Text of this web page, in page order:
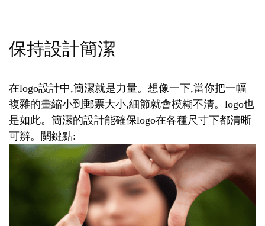
保持設計簡潔
在logo設計中,簡潔就是力量。想像一下,當你把一幅
複雜的畫縮小到郵票大小,細節就會模糊不清。logo也
是如此。簡潔的設計能確保logo在各種尺寸下都清晰
可辨。關鍵點: